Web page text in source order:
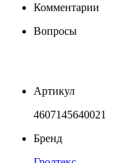
Комментарии
Вопросы
Артикул
4607145640021
Бренд